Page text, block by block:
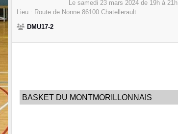
Le samedi 23 mars 2024 de 19h à 21h
Lieu : Route de Nonne 86100 Chatellerault
DMU17-2
BASKET DU MONTMORILLONNAIS